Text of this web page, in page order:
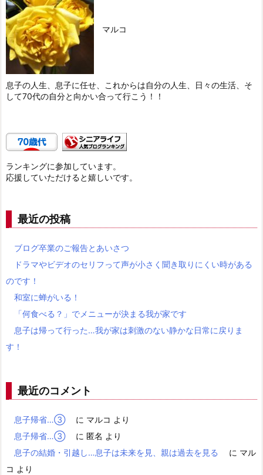
マルコ
息子の人生、息子に任せ、これからは自分の人生、日々の生活、そ
して70代の自分と向かい合って行こう！！
ランキングに参加しています。
応援していただけると嬉しいです。
最近の投稿
ブログ卒業のご報告とあいさつ
ドラマやビデオのセリフって声が小さく聞き取りにくい時がある
のです！
和室に蝉がいる！
「何食べる？」でメニューが決まる我が家です
息子は帰って行った…我が家は刺激のない静かな日常に戻りま
す！
最近のコメント
息子帰省…③ に マルコ より
息子帰省…③
に 匿名 より
息子の結婚・引越し…息子は未来を見、親は過去を見る
に マル
コ より